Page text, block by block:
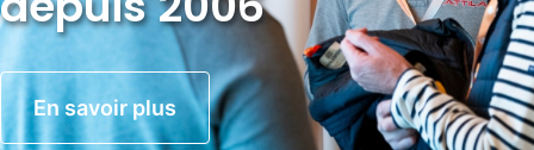
En savoir plus